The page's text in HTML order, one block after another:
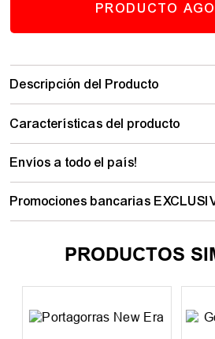
PRODUCTO
Descripción del Producto
Características del producto
Envíos a todo el país!
Promociones bancarias
PRODUCTOS